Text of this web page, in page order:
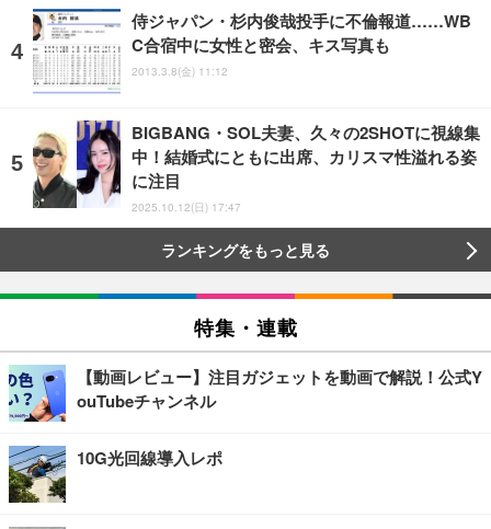
侍ジャパン・杉内俊哉投手に不倫報道……WB
C合宿中に女性と密会、キス写真も
2013.3.8(金) 11:12
BIGBANG・SOL夫妻、久々の2SHOTに視線集
中！結婚式にともに出席、カリスマ性溢れる姿
に注目
2025.10.12(日) 17:47
ランキングをもっと見る
特集・連載
【動画レビュー】注目ガジェットを動画で解説！公式Y
ouTubeチャンネル
10G光回線導入レポ